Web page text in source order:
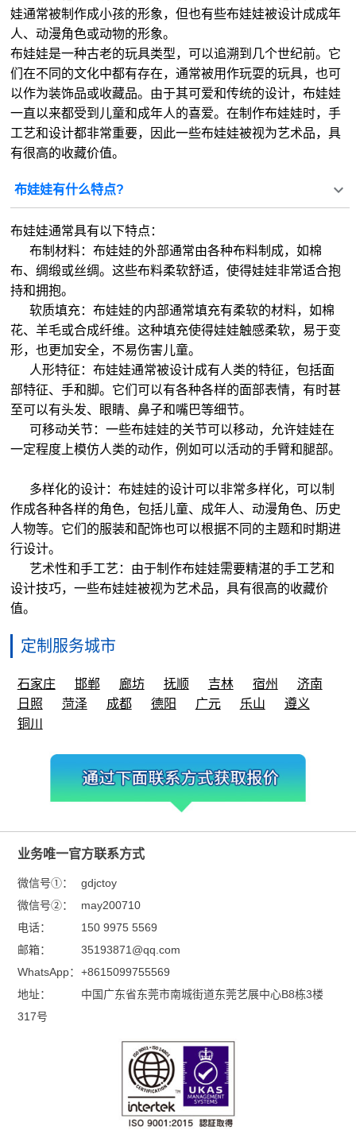
娃通常被制作成小孩的形象，但也有些布娃娃被设计成成年
人、动漫角色或动物的形象。
布娃娃是一种古老的玩具类型，可以追溯到几个世纪前。它
们在不同的文化中都有存在，通常被用作玩耍的玩具，也可
以作为装饰品或收藏品。由于其可爱和传统的设计，布娃娃
一直以来都受到儿童和成年人的喜爱。在制作布娃娃时，手
工艺和设计都非常重要，因此一些布娃娃被视为艺术品，具
有很高的收藏价值。
布娃娃有什么特点?
布娃娃通常具有以下特点：
布制材料：布娃娃的外部通常由各种布料制成，如棉
布、绸缎或丝绸。这些布料柔软舒适，使得娃娃非常适合抱
持和拥抱。
软质填充：布娃娃的内部通常填充有柔软的材料，如棉
花、羊毛或合成纤维。这种填充使得娃娃触感柔软，易于变
形，也更加安全，不易伤害儿童。
人形特征：布娃娃通常被设计成有人类的特征，包括面
部特征、手和脚。它们可以有各种各样的面部表情，有时甚
至可以有头发、眼睛、鼻子和嘴巴等细节。
可移动关节：一些布娃娃的关节可以移动，允许娃娃在
一定程度上模仿人类的动作，例如可以活动的手臂和腿部。
多样化的设计：布娃娃的设计可以非常多样化，可以制
作成各种各样的角色，包括儿童、成年人、动漫角色、历史
人物等。它们的服装和配饰也可以根据不同的主题和时期进
行设计。
艺术性和手工艺：由于制作布娃娃需要精湛的手工艺和
设计技巧，一些布娃娃被视为艺术品，具有很高的收藏价
值。
定制服务城市
石家庄 邯郸 廊坊 抚顺 吉林 宿州
济南
日照
菏泽 成都 德阳 广元 乐山
遵义
铜川
业务唯一官方联系方式
微信号①：
gdjctoy
微信号②：
may200710
电话：
150 9975 5569
邮箱：
35193871@qq.com
WhatsApp： +8615099755569
地址：
中国广东省东莞市南城街道东莞艺展中心B8栋3楼
317号